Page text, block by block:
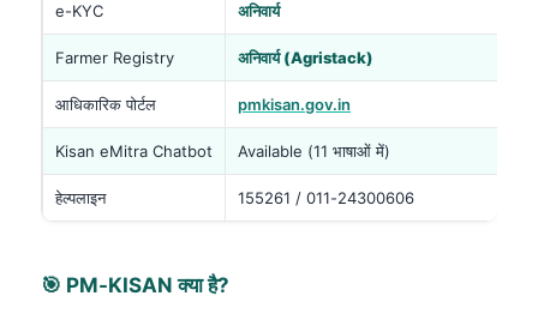
e-KYC अनिवार्य
Farmer Registry अनिवार्य (Agristack)
आधिकारिक पोर्टल pmkisan.gov.in
Kisan eMitra Chatbot Available (11 भाषाओं में)
हेल्पलाइन 155261 / 011-24300606
🎯 PM-KISAN क्या है?